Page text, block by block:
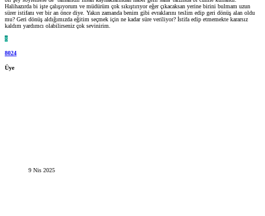
Halihazırda bi işte çalışıyorum ve müdürüm çok sıkıştırıyor eğer çıkacaksan yerine birini bulmam uzun
sürer istifanı ver bir an önce diye. Yakın zamanda benim gibi evraklarını teslim edip geri dönüş alan oldu
mu? Geri dönüş aldığımızda eğitim seçmek için ne kadar süre veriliyor? İstifa edip etmemekte kararsız
kaldım yardımcı olabilirseniz çok sevinirim.
8
8024
Üye
9 Nis 2025